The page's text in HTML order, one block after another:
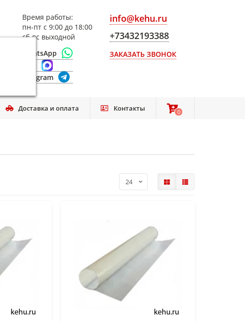
Время работы:
пн-пт с 9:00 до 18:00
сб-вс выходной
WhatsApp
Telegram
info@kehu.ru
+73432193388
ЗАКАЗАТЬ ЗВОНОК
Доставка и оплата Контакты 0
0